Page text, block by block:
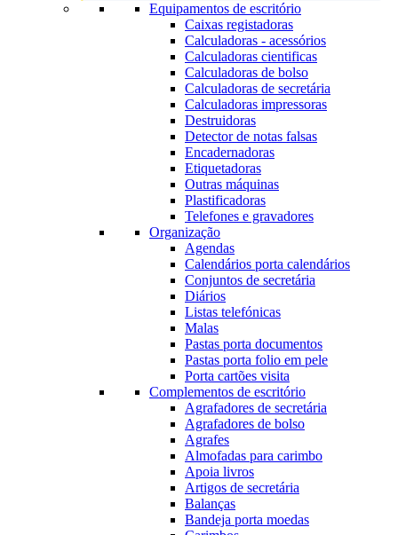
Equipamentos de escritório
Caixas registadoras
Calculadoras - acessórios
Calculadoras cientificas
Calculadoras de bolso
Calculadoras de secretária
Calculadoras impressoras
Destruidoras
Detector de notas falsas
Encadernadoras
Etiquetadoras
Outras máquinas
Plastificadoras
Telefones e gravadores
Organização
Agendas
Calendários porta calendários
Conjuntos de secretária
Diários
Listas telefónicas
Malas
Pastas porta documentos
Pastas porta folio em pele
Porta cartões visita
Complementos de escritório
Agrafadores de secretária
Agrafadores de bolso
Agrafes
Almofadas para carimbo
Apoia livros
Artigos de secretária
Balanças
Bandeja porta moedas